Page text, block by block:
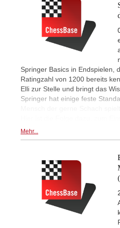
Springer Basics in Endspielen,
Ratingzahl von 1200 bereits
Elli zur Stelle und bringt das
Springer hat einige feste
Mehr...